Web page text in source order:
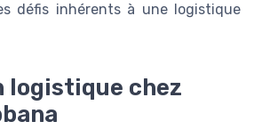
défis inhérents à une logistique
logistique chez